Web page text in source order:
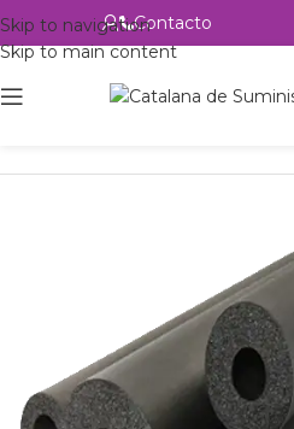
Skip to navigation
Skip to main content
Contacto